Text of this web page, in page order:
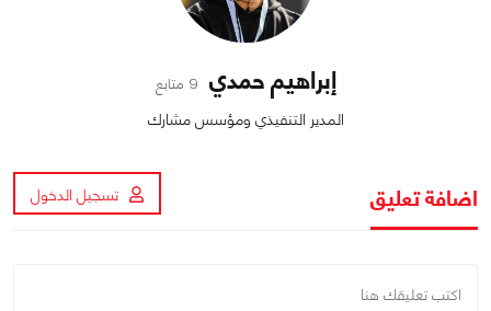
إبراهيم حمدي 9 متابع
المدير التنفيذي ومؤسس مشارك
اضافة تعليق تسجيل الدخول